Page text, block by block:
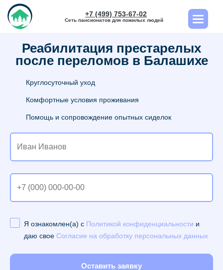
+7 (499) 753-67-02
Сеть пансионатов для пожилых людей
Реабилитация престарелых
после переломов в Балашихе
Круглосуточный уход
Комфортные условия проживания
Помощь и сопровождение опытных сиделок
Я ознакомлен(а) с Политикой конфиденциальности и
даю свое Согласие на обработку персональных данных
Оставить заявку